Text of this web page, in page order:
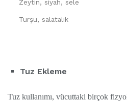
Zeytin, siyah, sele
Turşu, salatalık
Tuz Ekleme
Tuz kullanımı, vücuttaki birçok